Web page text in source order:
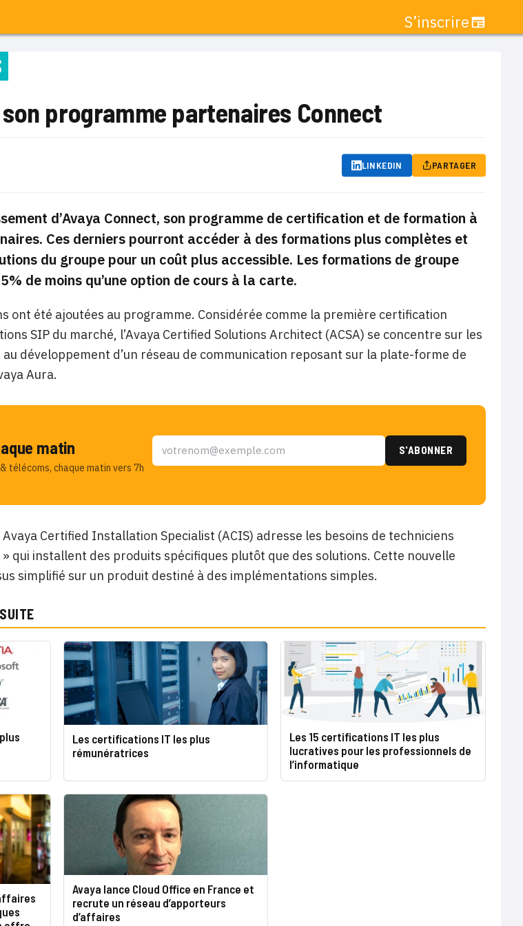
S’inscrire
programme partenaires Connect
LINKEDIN PARTAGER
d’Avaya Connect, son programme de certification et de formation à
Ces derniers pourront accéder à des formations plus complètes et
du groupe pour un coût plus accessible. Les formations de groupe
de moins qu’une option de cours à la carte.
ont été ajoutées au programme. Considérée comme la première certification
SIP du marché, l’Avaya Certified Solutions Architect (ACSA) se concentre sur les
développement d’un réseau de communication reposant sur la plate-forme de
Aura.
matin
télécoms, chaque matin vers 7h
Certified Installation Specialist (ACIS) adresse les besoins de techniciens
qui installent des produits spécifiques plutôt que des solutions. Cette nouvelle
simplifié sur un produit destiné à des implémentations simples.
Les certifications IT les plus
rémunératrices
Les 15 certifications IT les plus
lucratives pour les professionnels de
l’informatique
Avaya lance Cloud Office en France et
recrute un réseau d’apporteurs
d’affaires